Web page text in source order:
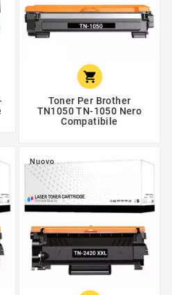

Toner Per Brother
TN1050 TN-1050 Nero
Compatibile
Nuovo